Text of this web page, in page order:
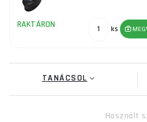
RAKTÁRON ks
TANÁCSOL
Használt